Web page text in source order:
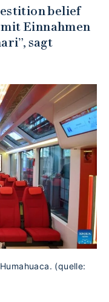
belief
Einnahmen
sagt
(quelle: